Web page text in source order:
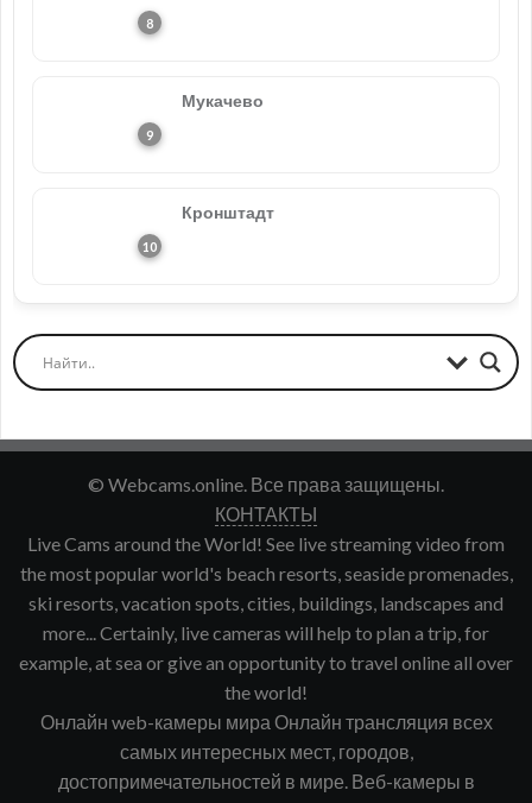
Мукачево
Кронштадт
© Webcams.online. Все права защищены.
КОНТАКТЫ
Live Cams around the World! See live streaming video from
the most popular world's beach resorts, seaside promenades,
ski resorts, vacation spots, cities, buildings, landscapes and
more... Certainly, live cameras will help to plan a trip, for
example, at sea or give an opportunity to travel online all over
the world!
Онлайн web-камеры мира Онлайн трансляция всех
самых интересных мест, городов,
достопримечательностей в мире. Веб-камеры в